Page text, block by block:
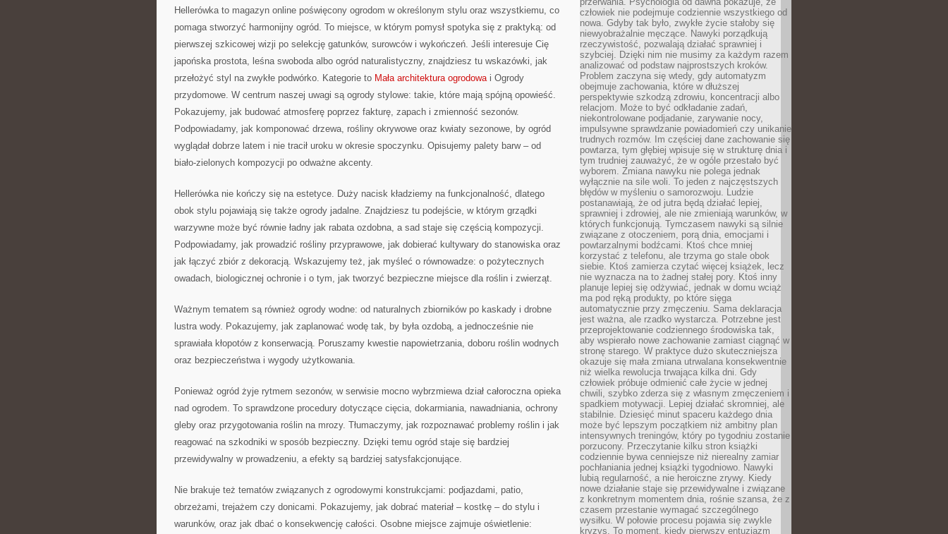
Hellerówka to magazyn online poświęcony ogrodom w określonym stylu oraz wszystkiemu, co
pomaga stworzyć harmonijny ogród. To miejsce, w którym pomysł spotyka się z praktyką: od
pierwszej szkicowej wizji po selekcję gatunków, surowców i wykończeń. Jeśli interesuje Cię
japońska prostota, leśna swoboda albo ogród naturalistyczny, znajdziesz tu wskazówki, jak
przełożyć styl na zwykłe podwórko. Kategorie to Mała architektura ogrodowai Ogrody
przydomowe. W centrum naszej uwagi są ogrody stylowe: takie, które mają spójną opowieść.
Pokazujemy, jak budować atmosferę poprzez fakturę, zapach i zmienność sezonów.
Podpowiadamy, jak komponować drzewa, rośliny okrywowe oraz kwiaty sezonowe, by ogród
wyglądał dobrze latem i nie tracił uroku w okresie spoczynku. Opisujemy palety barw – od
biało-zielonych kompozycji po odważne akcenty.
Hellerówka nie kończy się na estetyce. Duży nacisk kładziemy na funkcjonalność, dlatego
obok stylu pojawiają się także ogrody jadalne. Znajdziesz tu podejście, w którym grządki
warzywne może być równie ładny jak rabata ozdobna, a sad staje się częścią kompozycji.
Podpowiadamy, jak prowadzić rośliny przyprawowe, jak dobierać kultywary do stanowiska oraz
jak łączyć zbiór z dekoracją. Wskazujemy też, jak myśleć o równowadze: o pożytecznych
owadach, biologicznej ochronie i o tym, jak tworzyć bezpieczne miejsce dla roślin i zwierząt.
Ważnym tematem są również ogrody wodne: od naturalnych zbiorników po kaskady i drobne
lustra wody. Pokazujemy, jak zaplanować wodę tak, by była ozdobą, a jednocześnie nie
sprawiała kłopotów z konserwacją. Poruszamy kwestie napowietrzania, doboru roślin wodnych
oraz bezpieczeństwa i wygody użytkowania.
Ponieważ ogród żyje rytmem sezonów, w serwisie mocno wybrzmiewa dział całoroczna opieka
nad ogrodem. To sprawdzone procedury dotyczące cięcia, dokarmiania, nawadniania, ochrony
gleby oraz przygotowania roślin na mrozy. Tłumaczymy, jak rozpoznawać problemy roślin i jak
reagować na szkodniki w sposób bezpieczny. Dzięki temu ogród staje się bardziej
przewidywalny w prowadzeniu, a efekty są bardziej satysfakcjonujące.
Nie brakuje też tematów związanych z ogrodowymi konstrukcjami: podjazdami, patio,
obrzeżami, trejażem czy donicami. Pokazujemy, jak dobrać materiał – kostkę – do stylu i
warunków, oraz jak dbać o konsekwencję całości. Osobne miejsce zajmuje oświetlenie:
człowiek nie podejmuje codziennie wszystkiego od
nowa. Gdyby tak było, zwykłe życie stałoby się
niewyobrażalnie męczące. Nawyki porządkują
rzeczywistość, pozwalają działać sprawniej i
szybciej. Dzięki nim nie musimy za każdym razem
analizować od podstaw najprostszych kroków.
Problem zaczyna się wtedy, gdy automatyzm
obejmuje zachowania, które w dłuższej
perspektywie szkodzą zdrowiu, koncentracji albo
relacjom. Może to być odkładanie zadań,
niekontrolowane podjadanie, zarywanie nocy,
impulsywne sprawdzanie powiadomień czy unikanie
trudnych rozmów. Im częściej dane zachowanie się
powtarza, tym głębiej wpisuje się w strukturę dnia i
tym trudniej zauważyć, że w ogóle przestało być
wyborem. Zmiana nawyku nie polega jednak
wyłącznie na sile woli. To jeden z najczęstszych
błędów w myśleniu o samorozwoju. Ludzie
postanawiają, że od jutra będą działać lepiej,
sprawniej i zdrowiej, ale nie zmieniają warunków, w
których funkcjonują. Tymczasem nawyki są silnie
związane z otoczeniem, porą dnia, emocjami i
powtarzalnymi bodźcami. Ktoś chce mniej
korzystać z telefonu, ale trzyma go stale obok
siebie. Ktoś zamierza czytać więcej książek, lecz
nie wyznacza na to żadnej stałej pory. Ktoś inny
planuje lepiej się odżywiać, jednak w domu wciąż
ma pod ręką produkty, po które sięga
automatycznie przy zmęczeniu. Sama deklaracja
jest ważna, ale rzadko wystarcza. Potrzebne jest
przeprojektowanie codziennego środowiska tak,
aby wspierało nowe zachowanie zamiast ciągnąć w
stronę starego. W praktyce dużo skuteczniejsza
okazuje się mała zmiana utrwalana konsekwentnie
niż wielka rewolucja trwająca kilka dni. Gdy
człowiek próbuje odmienić całe życie w jednej
chwili, szybko zderza się z własnym zmęczeniem i
spadkiem motywacji. Lepiej działać skromniej, ale
stabilnie. Dziesięć minut spaceru każdego dnia
może być lepszym początkiem niż ambitny plan
intensywnych treningów, który po tygodniu zostanie
porzucony. Przeczytanie kilku stron książki
codziennie bywa cenniejsze niż nierealny zamiar
pochłaniania jednej książki tygodniowo. Nawyki
lubią regularność, a nie heroiczne zrywy. Kiedy
nowe działanie staje się przewidywalne i związane
z konkretnym momentem dnia, rośnie szansa, że z
czasem przestanie wymagać szczególnego
wysiłku. W połowie procesu pojawia się zwykle
kryzys. To moment, kiedy pierwszy entuzjazm